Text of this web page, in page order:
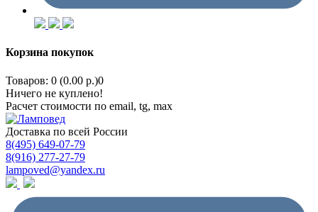
Корзина покупок
Товаров: 0 (0.00 р.)0
Ничего не куплено!
Расчет стоимости по email, tg, max
Доставка по всей России
8(495) 649-07-79
8(916) 277-27-79
lampoved@yandex.ru